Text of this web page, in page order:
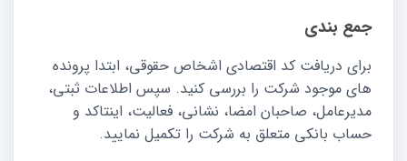
جمع بندی
برای دریافت کد اقتصادی اشخاص حقوقی، ابتدا پرونده
های موجود شرکت را بررسی کنید. سپس اطلاعات ثبتی،
مدیرعامل، صاحبان امضا، نشانی، فعالیت، اینتاکد و
حساب بانکی متعلق به شرکت را تکمیل نمایید.